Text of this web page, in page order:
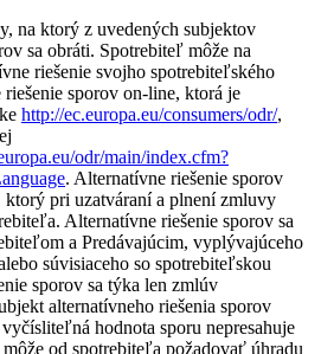
na ktorý z uvedených subjektov
sa obráti. Spotrebiteľ môže na
riešenie svojho spotrebiteľského
sporov on-line, ktorá je
http://ec.europa.eu/consumers/odr/,
odr/main/index.cfm?
. Alternatívne riešenie sporov
pri uzatváraní a plnení zmluvy
Alternatívne riešenie sporov sa
a Predávajúcim, vyplývajúceho
súvisiaceho so spotrebiteľskou
sporov sa týka len zmlúv
alternatívneho riešenia sporov
hodnota sporu nepresahuje
od spotrebiteľa požadovať úhradu